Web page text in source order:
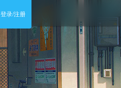
登录/注册